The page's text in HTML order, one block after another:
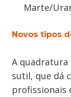
Marte/
Novos tipos
A quadratura
sutil, que dá
profissionais